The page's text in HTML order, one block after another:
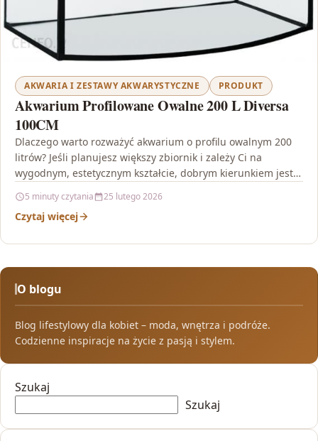
AKWARIA I ZESTAWY AKWARYSTYCZNE PRODUKT
Akwarium Profilowane Owalne 200 L Diversa
100CM
Dlaczego warto rozważyć akwarium o profilu owalnym 200
litrów? Jeśli planujesz większy zbiornik i zależy Ci na
wygodnym, estetycznym kształcie, dobrym kierunkiem jest
5 minuty czytania 25 lutego 2026
Czytaj więcej
O blogu
Blog lifestylowy dla kobiet – moda, wnętrza i podróże.
Codzienne inspiracje na życie z pasją i stylem.
Szukaj
Szukaj